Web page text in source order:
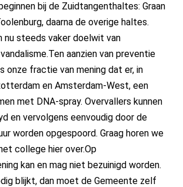
bij de Zuidtangenthaltes: Graan
daarna de overige haltes.
nu steeds vaker doelwit van
aanzien van preventie
onze fractie van mening dat er, in
en Amsterdam-West, een
met DNA-spray. Overvallers kunnen
en vervolgens eenvoudig door de
worden opgespoord. Graag horen we
college hier over.Op
kan en mag niet bezuinigd worden.
blijkt, dan moet de Gemeente zelf